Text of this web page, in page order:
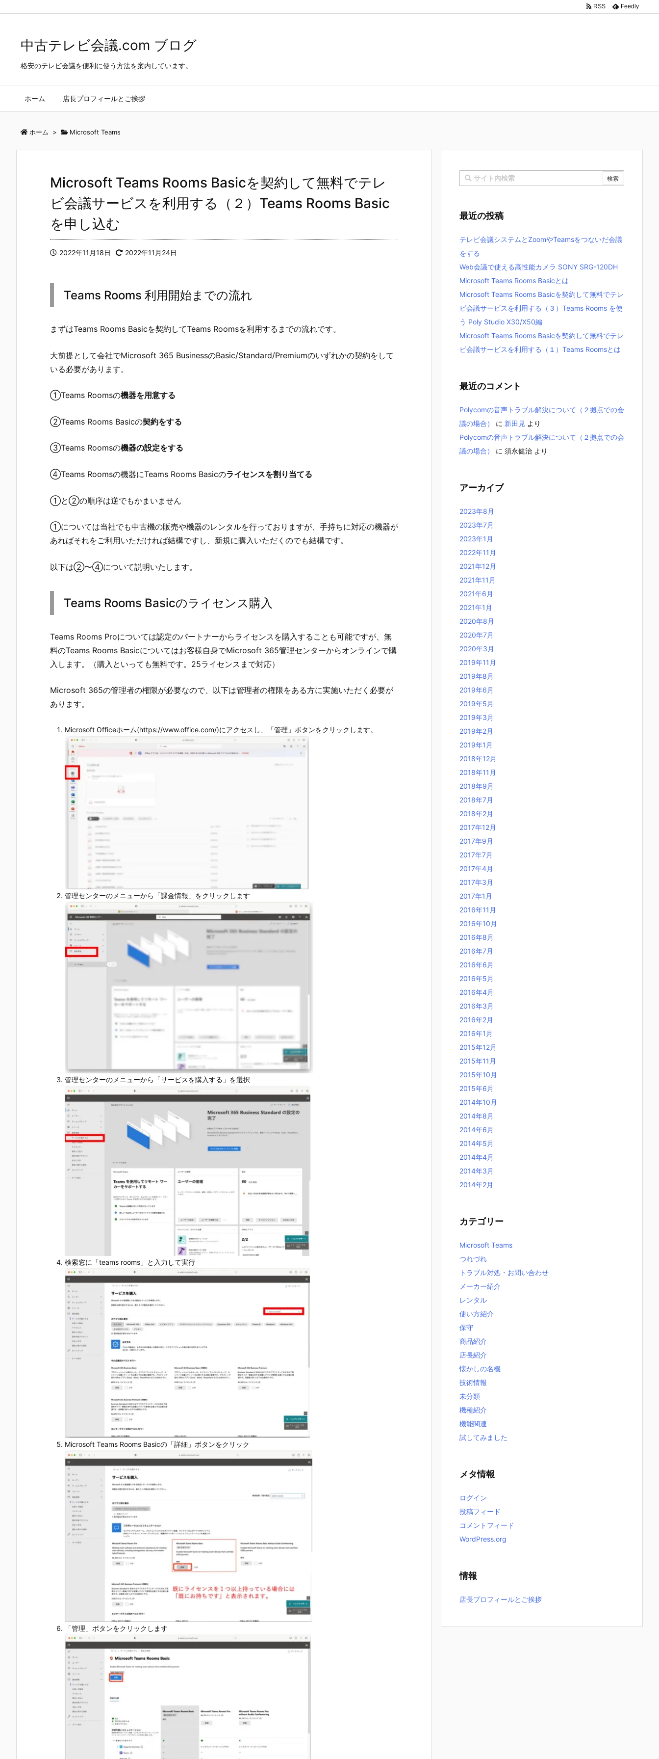
中古テレビ会議.com ブログ
格安のテレビ会議を便利に使う方法を案内しています。
ホーム 店長プロフィールとご挨拶
RSS Feedly
ホーム > Microsoft Teams
Microsoft Teams Rooms Basicを契約して無料でテレ
ビ会議サービスを利用する（２）Teams Rooms Basic
を申し込む
2022年11月18日 2022年11月24日
Teams Rooms 利用開始までの流れ
まずはTeams Rooms Basicを契約してTeams Roomsを利用するまでの流れです。
大前提として会社でMicrosoft 365 BusinessのBasic/Standard/Premiumのいずれかの契約をして
いる必要があります。
①Teams Roomsの機器を用意する
②Teams Rooms Basicの契約をする
③Teams Roomsの機器の設定をする
④Teams Roomsの機器にTeams Rooms Basicのライセンスを割り当てる
①と②の順序は逆でもかまいません
①については当社でも中古機の販売や機器のレンタルを行っておりますが、手持ちに対応の機器が
あればそれをご利用いただければ結構ですし、新規に購入いただくのでも結構です。
以下は②〜④について説明いたします。
Teams Rooms Basicのライセンス購入
Teams Rooms Proについては認定のパートナーからライセンスを購入することも可能ですが、無
料のTeams Rooms Basicについてはお客様自身でMicrosoft 365管理センターからオンラインで購
入します。（購入といっても無料です。25ライセンスまで対応）
Microsoft 365の管理者の権限が必要なので、以下は管理者の権限をある方に実施いただく必要が
あります。
Microsoft Officeホーム(https://www.office.com/)にアクセスし、「管理」ボタンをクリックします。
管理センターのメニューから「課金情報」をクリックします
管理センターのメニューから「サービスを購入する」を選択
検索窓に「teams rooms」と入力して実行
Microsoft Teams Rooms Basicの「詳細」ボタンをクリック
「管理」ボタンをクリックします
最近の投稿
テレビ会議システムとZoomやTeamsをつないだ会議
をする
Web会議で使える高性能カメラ SONY SRG-120DH
Microsoft Teams Rooms Basicとは
Microsoft Teams Rooms Basicを契約して無料でテレ
ビ会議サービスを利用する（３）Teams Rooms を使
う Poly Studio X30/X50編
Microsoft Teams Rooms Basicを契約して無料でテレ
ビ会議サービスを利用する（１）Teams Roomsとは
最近のコメント
Polycomの音声トラブル解決について（２拠点での会
議の場合）
に 新田見 より
Polycomの音声トラブル解決について（２拠点での会
議の場合）
に 須永健治 より
アーカイブ
2023年8月
2023年7月
2023年1月
2022年11月
2021年12月
2021年11月
2021年6月
2021年1月
2020年8月
2020年7月
2020年3月
2019年11月
2019年8月
2019年6月
2019年5月
2019年3月
2019年2月
2019年1月
2018年12月
2018年11月
2018年9月
2018年7月
2018年2月
2017年12月
2017年9月
2017年7月
2017年4月
2017年3月
2017年1月
2016年11月
2016年10月
2016年8月
2016年7月
2016年6月
2016年5月
2016年4月
2016年3月
2016年2月
2016年1月
2015年12月
2015年11月
2015年10月
2015年6月
2014年10月
2014年8月
2014年6月
2014年5月
2014年4月
2014年3月
2014年2月
カテゴリー
Microsoft Teams
つれづれ
トラブル対処・お問い合わせ
メーカー紹介
レンタル
使い方紹介
保守
商品紹介
店長紹介
懐かしの名機
技術情報
未分類
機種紹介
機能関連
試してみました
メタ情報
ログイン
投稿フィード
コメントフィード
WordPress.org
情報
店長プロフィールとご挨拶